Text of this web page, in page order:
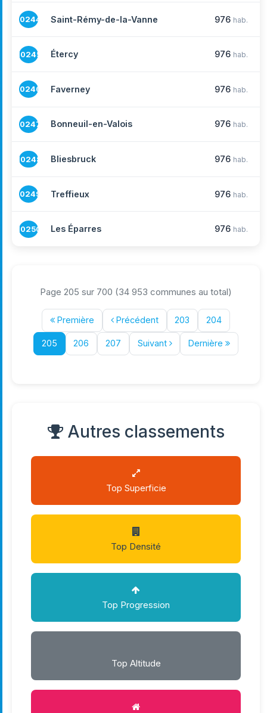
10244 Saint-Rémy-de-la-Vanne 976 hab.
10245 Étercy 976 hab.
10246 Faverney 976 hab.
10247 Bonneuil-en-Valois 976 hab.
10248 Bliesbruck 976 hab.
10249 Treffieux 976 hab.
10250 Les Éparres 976 hab.
Page 205 sur 700 (34 953 communes au total)
Première Précédent 203 204
205 206 207 Suivant Dernière
Autres classements
Top Superficie
Top Densité
Top Progression
Top Altitude